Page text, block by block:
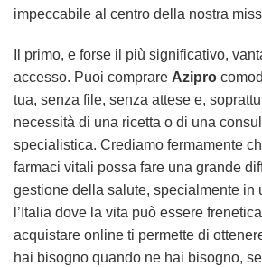
impeccabile al centro della nostra
Il primo, e forse il più significativo,
accesso. Puoi comprare Azipro
tua, senza file, senza attese e,
necessità di una ricetta o di una
specialistica. Crediamo fermamente
farmaci vitali possa fare una grande
gestione della salute, specialmente in
l’Italia dove la vita può essere
acquistare online ti permette di
hai bisogno quando ne hai bisogno,